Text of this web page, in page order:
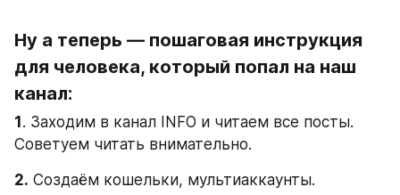
Ну а теперь — пошаговая инструкция
для человека, который попал на наш
канал:
1. Заходим в канал INFO и читаем все посты.
Советуем читать внимательно.
2. Создаём кошельки, мультиаккаунты.